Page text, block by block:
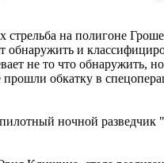
на полигоне
и
не то что обнаружить,
обкатку в
ночной